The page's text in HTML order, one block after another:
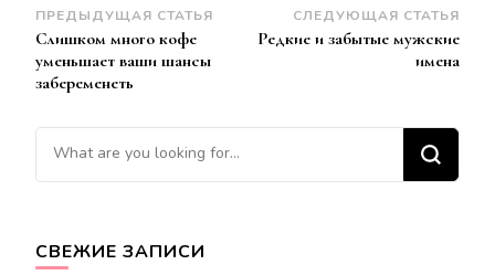
Навигация
по
записям
ПРЕДЫДУЩАЯ СТАТЬЯ
Слишком много кофе
уменьшает ваши шансы
забеременеть
СЛЕДУЮЩАЯ СТАТЬЯ
Редкие и забытые мужские
имена
Ищите
что-
СВЕЖИЕ ЗАПИСИ